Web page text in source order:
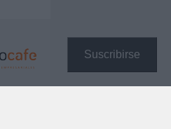
Suscribirse